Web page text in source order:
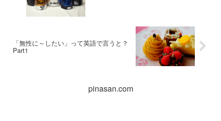
「無性に～したい」って英語で言うと？
Part1
pinasan.com